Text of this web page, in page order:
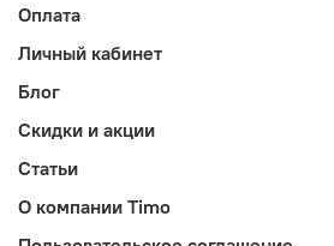
Оплата
Личный кабинет
Блог
Скидки и акции
Статьи
О компании Timo